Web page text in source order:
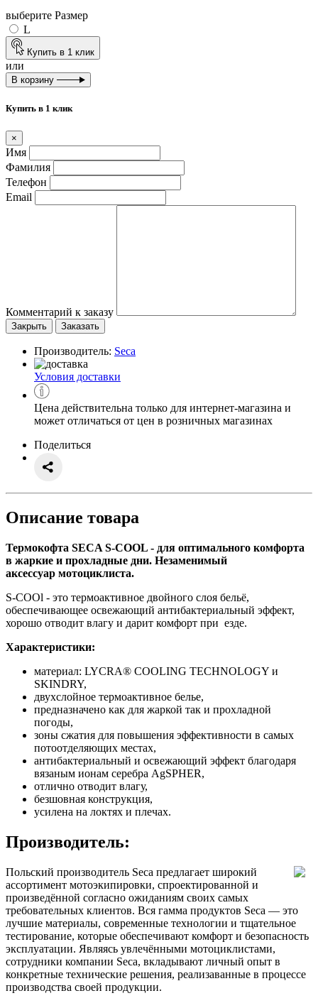
выберите Размер
L
Купить в 1 клик
или
В корзину
Купить в 1 клик
×
Имя
Фамилия
Телефон
Email
Комментарий к заказу
Закрыть Заказать
Производитель: Seca
Условия доставки
Цена действительна только для интернет-магазина и
может отличаться от цен в розничных магазинах
Поделиться
Описание товара
Термокофта SECA S-COOL - для оптимального комфорта
в жаркие и прохладные дни. Незаменимый
аксессуар мотоциклиста.
S-COOl - это термоактивное двойного слоя бельё,
обеспечивающее освежающий антибактериальный эффект,
хорошо отводит влагу и дарит комфорт при езде.
Характеристики:
материал: LYCRA® COOLING TECHNOLOGY и
SKINDRY,
двухслойное термоактивное белье,
предназначено как для жаркой так и прохладной
погоды,
зоны сжатия для повышения эффективности в самых
потоотделяющих местах,
антибактериальный и освежающий эффект благодаря
вязаным ионам серебра AgSPHER,
отлично отводит влагу,
безшовная конструкция,
усилена на локтях и плечах.
Производитель:
Польский производитель Seca предлагает широкий
ассортимент мотоэкипировки, спроектированной и
произведённой согласно ожиданиям своих самых
требовательных клиентов. Вся гамма продуктов Seca — это
лучшие материалы, современные технологии и тщательное
тестирование, которые обеспечивают комфорт и безопасность
эксплуатации. Являясь увлечёнными мотоциклистами,
сотрудники компании Seca, вкладывают личный опыт в
конкретные технические решения, реализаванные в процессе
производства своей продукции.